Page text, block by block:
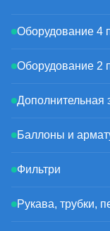
-крепежные винты 6
-Гайка D6 M10x1
Оборудование 4
Оборудование 2
Дополнительная
Баллоны и
Фильтри
Рукава, трубки,